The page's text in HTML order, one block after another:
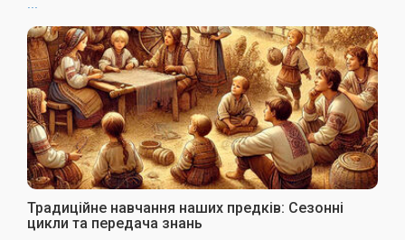
Традиційне навчання наших предків: Сезонні
цикли та передача знань